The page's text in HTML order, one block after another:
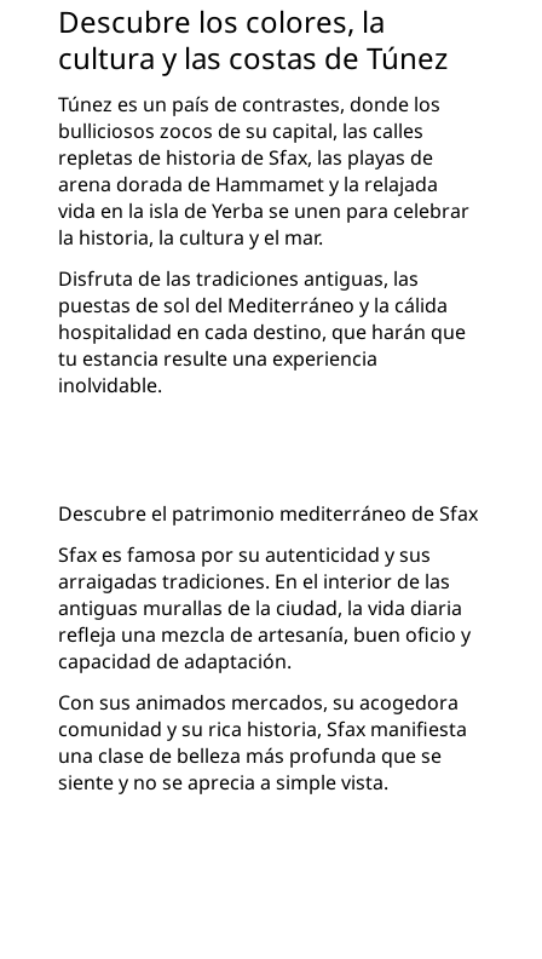
Descubre los colores, la
cultura y las costas de Túnez
Túnez es un país de contrastes, donde los
bulliciosos zocos de su capital, las calles
repletas de historia de Sfax, las playas de
arena dorada de Hammamet y la relajada
vida en la isla de Yerba se unen para celebrar
la historia, la cultura y el mar.
Disfruta de las tradiciones antiguas, las
puestas de sol del Mediterráneo y la cálida
hospitalidad en cada destino, que harán que
tu estancia resulte una experiencia
inolvidable.
Descubre el patrimonio mediterráneo de Sfax
Sfax es famosa por su autenticidad y sus
arraigadas tradiciones. En el interior de las
antiguas murallas de la ciudad, la vida diaria
refleja una mezcla de artesanía, buen oficio y
capacidad de adaptación.
Con sus animados mercados, su acogedora
comunidad y su rica historia, Sfax manifiesta
una clase de belleza más profunda que se
siente y no se aprecia a simple vista.